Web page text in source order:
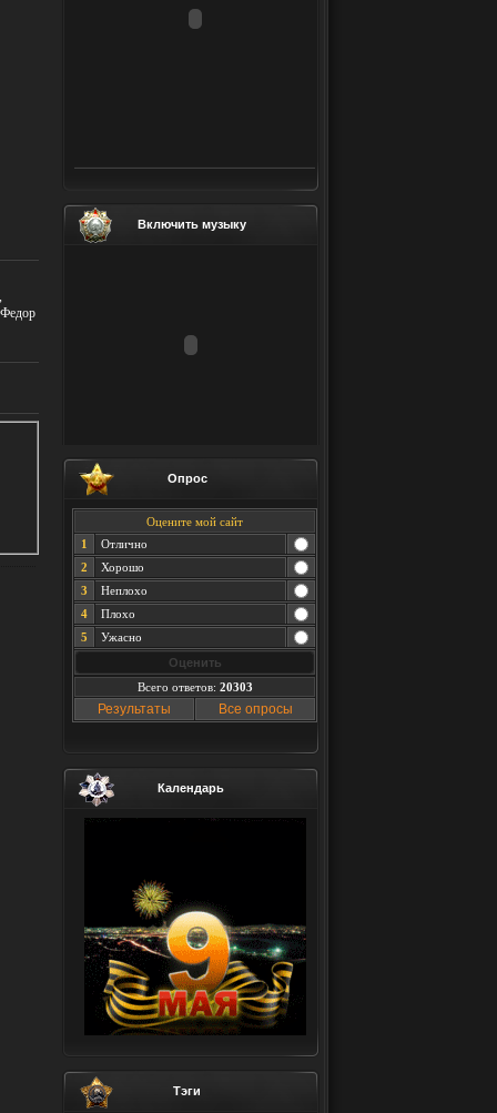
Включить музыку
Опрос
Оцените мой сайт
1
Отлично
2
Хорошо
3
Неплохо
4
Плохо
5
Ужасно
Всего ответов: 20303
Результаты Все опросы
Календарь
Тэги